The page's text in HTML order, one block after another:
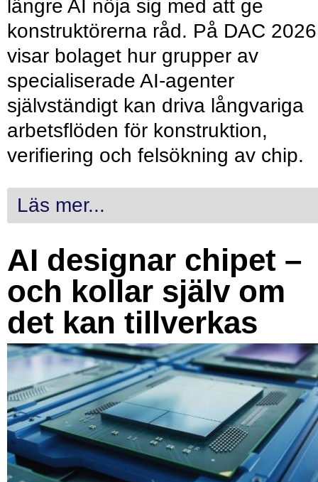
längre AI nöja sig med att ge
konstruktörerna råd. På DAC 2026
visar bolaget hur grupper av
specialiserade AI-agenter
självständigt kan driva långvariga
arbetsflöden för konstruktion,
verifiering och felsökning av chip.
Läs mer...
AI designar chipet –
och kollar själv om
det kan tillverkas